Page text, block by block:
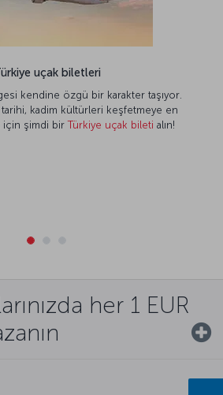
uçak biletleri
kendine özgü bir karakter taşıyor.
kadim kültürleri keşfetmeye en
için şimdi birTürkiye uçak bileti alın!
her 1 EUR